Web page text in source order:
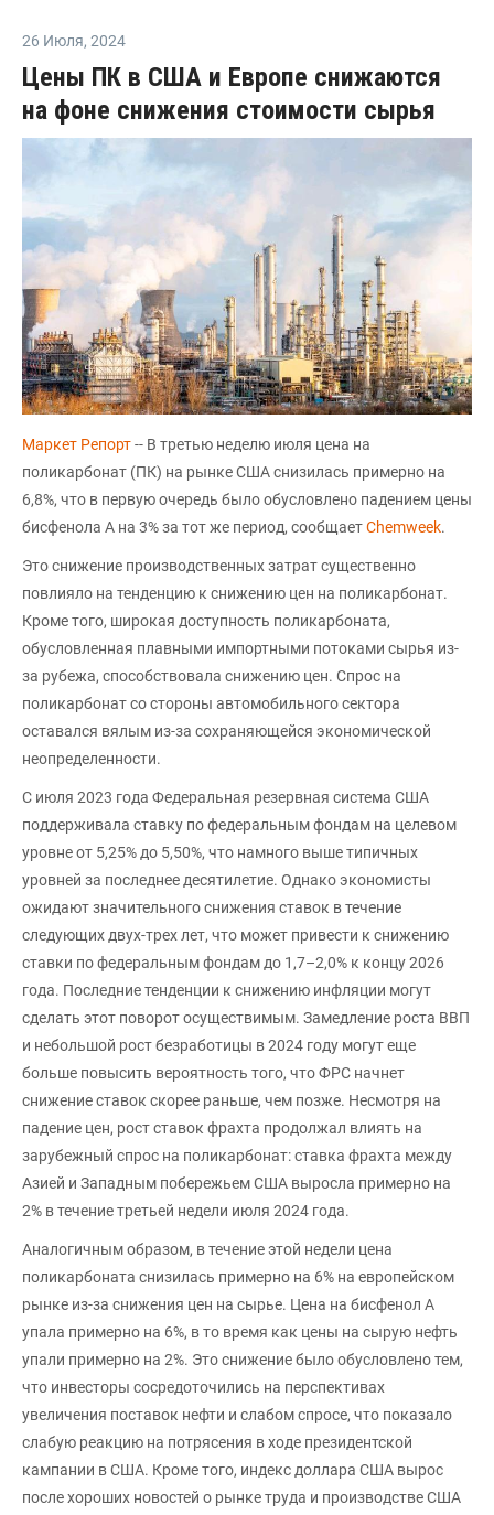
26 Июля, 2024
Цены ПК в США и Европе снижаются
на фоне снижения стоимости сырья
Маркет Репорт-- В третью неделю июля цена на
поликарбонат (ПК) на рынке США снизилась примерно на
6,8%, что в первую очередь было обусловлено падением цены
бисфенола А на 3% за тот же период, сообщаетChemweek.
Это снижение производственных затрат существенно
повлияло на тенденцию к снижению цен на поликарбонат.
Кроме того, широкая доступность поликарбоната,
обусловленная плавными импортными потоками сырья из-
за рубежа, способствовала снижению цен. Спрос на
поликарбонат со стороны автомобильного сектора
оставался вялым из-за сохраняющейся экономической
неопределенности.
С июля 2023 года Федеральная резервная система США
поддерживала ставку по федеральным фондам на целевом
уровне от 5,25% до 5,50%, что намного выше типичных
уровней за последнее десятилетие. Однако экономисты
ожидают значительного снижения ставок в течение
следующих двух-трех лет, что может привести к снижению
ставки по федеральным фондам до 1,7–2,0% к концу 2026
года. Последние тенденции к снижению инфляции могут
сделать этот поворот осуществимым. Замедление роста ВВП
и небольшой рост безработицы в 2024 году могут еще
больше повысить вероятность того, что ФРС начнет
снижение ставок скорее раньше, чем позже. Несмотря на
падение цен, рост ставок фрахта продолжал влиять на
зарубежный спрос на поликарбонат: ставка фрахта между
Азией и Западным побережьем США выросла примерно на
2% в течение третьей недели июля 2024 года.
Аналогичным образом, в течение этой недели цена
поликарбоната снизилась примерно на 6% на европейском
рынке из-за снижения цен на сырье. Цена на бисфенол А
упала примерно на 6%, в то время как цены на сырую нефть
упали примерно на 2%. Это снижение было обусловлено тем,
что инвесторы сосредоточились на перспективах
увеличения поставок нефти и слабом спросе, что показало
слабую реакцию на потрясения в ходе президентской
кампании в США. Кроме того, индекс доллара США вырос
после хороших новостей о рынке труда и производстве США